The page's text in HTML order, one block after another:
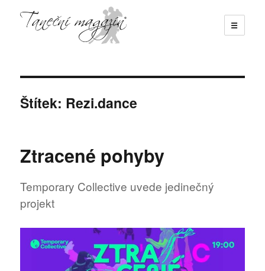
☰
Štítek: Rezi.dance
Ztracené pohyby
Temporary Collective uvede jedinečný
projekt